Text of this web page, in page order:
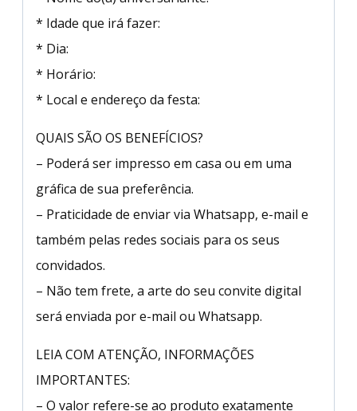
* Idade que irá fazer:
* Dia:
* Horário:
* Local e endereço da festa:
QUAIS SÃO OS BENEFÍCIOS?
– Poderá ser impresso em casa ou em uma
gráfica de sua preferência.
– Praticidade de enviar via Whatsapp, e-mail e
também pelas redes sociais para os seus
convidados.
– Não tem frete, a arte do seu convite digital
será enviada por e-mail ou Whatsapp.
LEIA COM ATENÇÃO, INFORMAÇÕES
IMPORTANTES:
– O valor refere-se ao produto exatamente